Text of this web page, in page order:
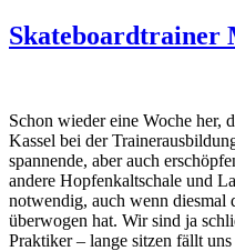
Skateboardtrainer
Schon wieder eine Woche her,
Kassel bei der
spannende, aber auch
andere Hopfenkaltschale und
notwendig, auch wenn diesmal
überwogen hat. Wir sind ja
Praktiker – lange sitzen fällt uns